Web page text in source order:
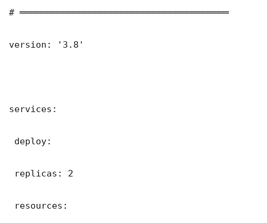
# ═══════════════════════════════════════
version: '3.8'
services:
deploy:
replicas: 2
resources: